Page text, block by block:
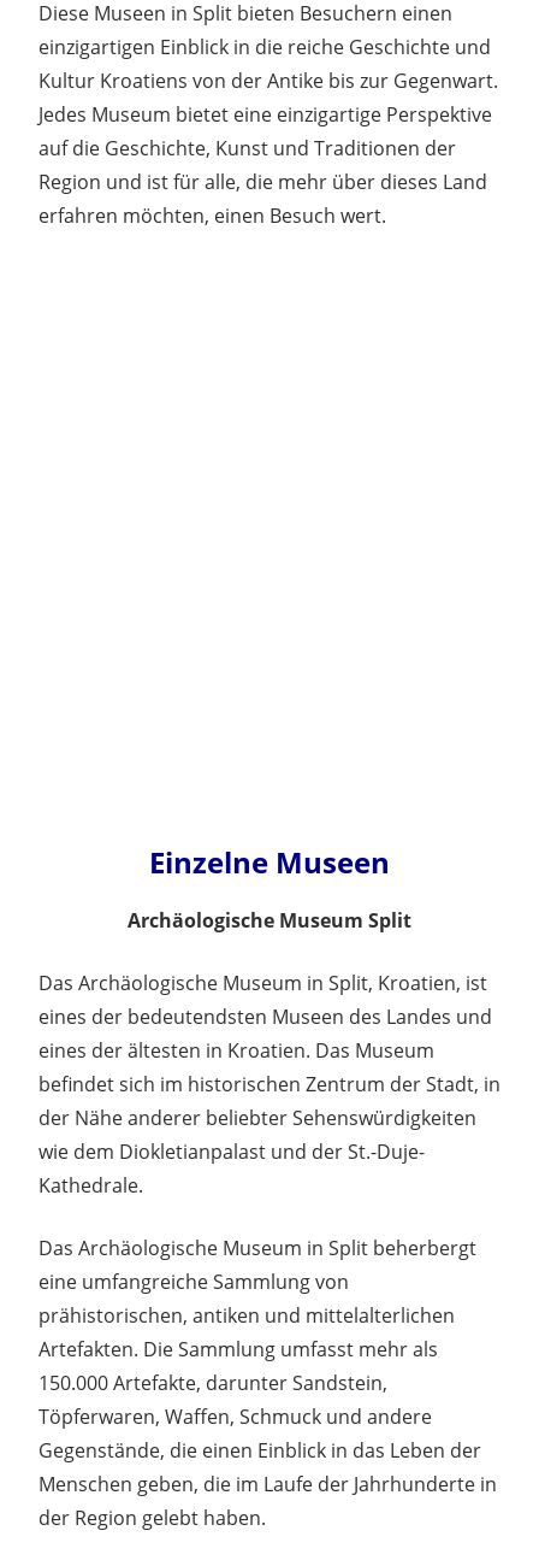
Diese Museen in Split bieten Besuchern einen
einzigartigen Einblick in die reiche Geschichte und
Kultur Kroatiens von der Antike bis zur Gegenwart.
Jedes Museum bietet eine einzigartige Perspektive
auf die Geschichte, Kunst und Traditionen der
Region und ist für alle, die mehr über dieses Land
erfahren möchten, einen Besuch wert.
Einzelne Museen
Archäologische Museum Split
Das Archäologische Museum in Split, Kroatien, ist
eines der bedeutendsten Museen des Landes und
eines der ältesten in Kroatien. Das Museum
befindet sich im historischen Zentrum der Stadt, in
der Nähe anderer beliebter Sehenswürdigkeiten
wie dem Diokletianpalast und der St.-Duje-
Kathedrale.
Das Archäologische Museum in Split beherbergt
eine umfangreiche Sammlung von
prähistorischen, antiken und mittelalterlichen
Artefakten. Die Sammlung umfasst mehr als
150.000 Artefakte, darunter Sandstein,
Töpferwaren, Waffen, Schmuck und andere
Gegenstände, die einen Einblick in das Leben der
Menschen geben, die im Laufe der Jahrhunderte in
der Region gelebt haben.